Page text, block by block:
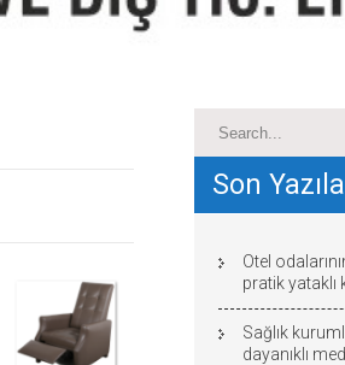
Son
Otel
pratik
Sağlık
dayanıklı